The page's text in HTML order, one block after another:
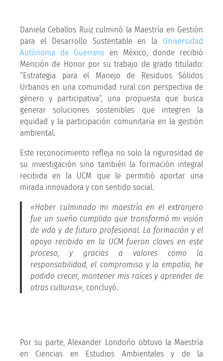
Daniela Ceballos Ruiz culminó la Maestría en Gestión
para el Desarrollo Sustentable en la Universidad
Autónoma de Guerrero en México, donde recibió
Mención de Honor por su trabajo de grado titulado:
“Estrategia para el Manejo de Residuos Sólidos
Urbanos en una comunidad rural con perspectiva de
género y participativa”, una propuesta que busca
generar soluciones sostenibles que integren la
equidad y la participación comunitaria en la gestión
ambiental.
Este reconocimiento refleja no solo la rigurosidad de
su investigación sino también la formación integral
recibida en la UCM que le permitió aportar una
mirada innovadora y con sentido social.
«Haber culminado mi maestría en el extranjero
fue un sueño cumplido que transformó mi visión
de vida y de futuro profesional. La formación y el
apoyo recibido en la UCM fueron claves en este
proceso, y gracias a valores como la
responsabilidad, el compromiso y la empatía, he
podido crecer, mantener mis raíces y aprender de
otras culturas», concluyó.
Por su parte, Alexander Londoño obtuvo la Maestría
en Ciencias en Estudios Ambientales y de la